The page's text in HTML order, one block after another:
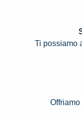
Ti possiamo